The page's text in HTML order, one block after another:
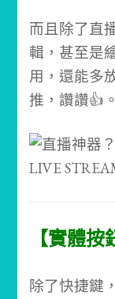
而且除了直
輯，甚至是
用，還能多
推，讚讚👍。
【實體按
除了快捷鍵